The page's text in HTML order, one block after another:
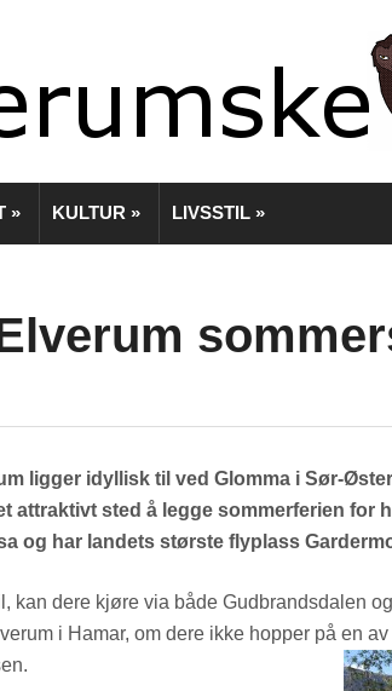
» KULTUR » LIVSSTIL »
ligger idyllisk til ved Glomma i Sør-
attraktivt sted å legge sommerferien for
og har landets største flyplass
kan dere kjøre via både Gudbrandsdalen
i Hamar, om dere ikke hopper på en